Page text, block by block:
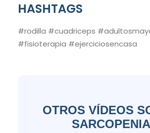
HASHTAGS
#rodilla #cuadriceps
#fisioterapia #ejerciciosencasa
OTROS VÍDEOS
SARCOPENIA